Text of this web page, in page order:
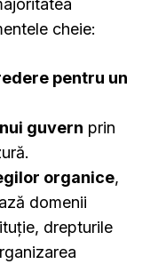
cheie:
pentru un
guvern prin
organice,
domenii
drepturile